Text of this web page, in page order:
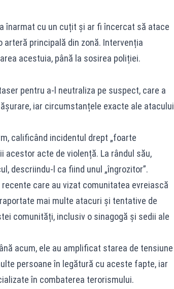
înarmat cu un cuțit și ar fi încercat să atace
principală din zonă. Intervenția
acestuia, până la sosirea poliției.
pentru a-l neutraliza pe suspect, care a
iar circumstanțele exacte ale atacului
calificând incidentul drept „foarte
acte de violență. La rândul său,
descriindu-l ca fiind unul „îngrozitor”.
care au vizat comunitatea evreiască
mai multe atacuri și tentative de
comunități, inclusiv o sinagogă și sedii ale
acum, ele au amplificat starea de tensiune
persoane în legătură cu aceste fapte, iar
în combaterea terorismului.